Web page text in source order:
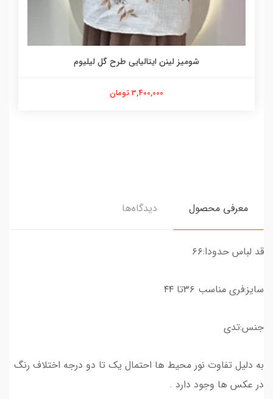
شومیز لینن ایتالیایی طرح گل لیلیوم
3,400,000 تومان
معرفی محصول دیدگاه‌ها
قد لباس حدودا:۶۶
سایز:فری مناسب ۳۶تا ۴۴
جنس:تدی
به دلیل تفاوت نور محیط ها احتمال یک تا دو درجه اختلاف رنگ
در عکس ها وجود دارد .